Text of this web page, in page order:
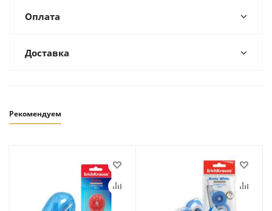
Оплата
Доставка
Рекомендуем